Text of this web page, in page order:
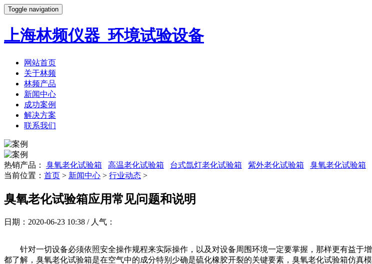
Toggle navigation
上海林频仪器_环境试验设备
网站首页
关于林频
林频产品
新闻中心
成功案例
解决方案
联系我们
热销产品： 臭氧老化试验箱 高温老化试验箱 台式氙灯老化试验箱 紫外老化试验箱
臭氧老化试验箱
当前位置： 首页 > 新闻中心 > 行业动态 >
臭氧老化试验箱应用常见问题和说明
日期：2020-06-23 10:38 / 人气：
针对一切设备必须依照安全操作规程来实际操作，以及对设备周围环境一定要掌握，那样更有益于
都了解，臭氧老化试验箱是在空气中的成分特别少确是硫化橡胶开裂的关键要素，臭氧老化试验箱仿